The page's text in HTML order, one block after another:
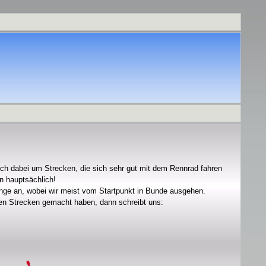
dabei um Strecken, die sich sehr gut mit dem Rennrad fahren
hauptsächlich!
an, wobei wir meist vom Startpunkt in Bunde ausgehen.
Strecken gemacht haben, dann schreibt uns: